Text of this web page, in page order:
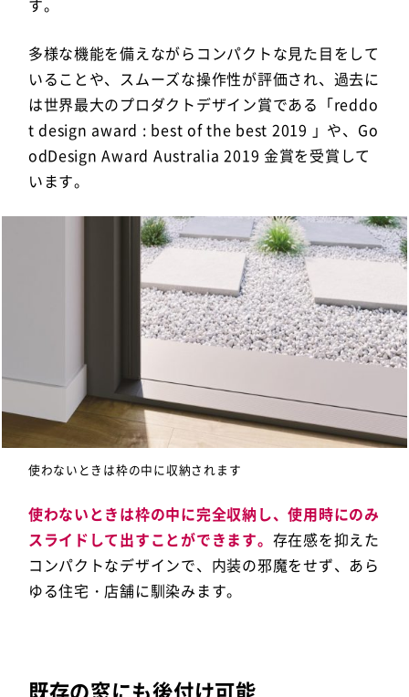
す。
多様な機能を備えながらコンパクトな見た目をして
いることや、スムーズな操作性が評価され、過去に
は世界最大のプロダクトデザイン賞である「reddo
t design award : best of the best 2019 」や、Go
odDesign Award Australia 2019 金賞を受賞して
います。
使わないときは枠の中に収納されます
使わないときは枠の中に完全収納し、使用時にのみ
スライドして出すことができます。 存在感を抑えた
コンパクトなデザインで、内装の邪魔をせず、あら
ゆる住宅・店舗に馴染みます。